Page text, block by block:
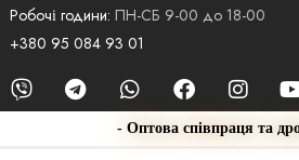
Робочі години: ПН-СБ 9-00 до 18-00
+380 95 084 93 01
- Оптова співпраця та